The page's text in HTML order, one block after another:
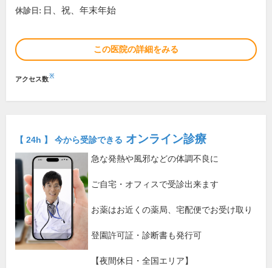
休診日: 日、祝、年末年始
この医院の詳細をみる
アクセス数※
【 24h 】 今から受診できる オンライン診療
急な発熱や風邪などの体調不良に
ご自宅・オフィスで受診出来ます
お薬はお近くの薬局、宅配便でお受け取り
登園許可証・診断書も発行可
【夜間休日・全国エリア】